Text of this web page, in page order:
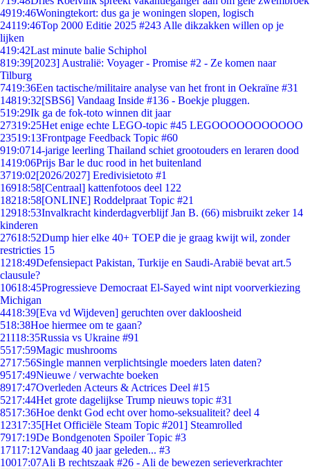
4919:46Woningtekort: dus ga je woningen slopen, logisch
24119:46Top 2000 Editie 2025 #243 Alle dikzakken willen op je
lijken
419:42Last minute balie Schiphol
819:39[2023] Australië: Voyager - Promise #2 - Ze komen naar
Tilburg
7419:36Een tactische/militaire analyse van het front in Oekraïne #31
14819:32[SBS6] Vandaag Inside #136 - Boekje pluggen.
519:29Ik ga de fok-toto winnen dit jaar
27319:25Het enige echte LEGO-topic #45 LEGOOOOOOOOOOO
23519:13Frontpage Feedback Topic #60
919:0714-jarige leerling Thailand schiet grootouders en leraren dood
1419:06Prijs Bar le duc rood in het buitenland
3719:02[2026/2027] Eredivisietoto #1
16918:58[Centraal] kattenfotoos deel 122
18218:58[ONLINE] Roddelpraat Topic #21
12918:53Invalkracht kinderdagverblijf Jan B. (66) misbruikt zeker 14
kinderen
27618:52Dump hier elke 40+ TOEP die je graag kwijt wil, zonder
restricties 15
1218:49Defensiepact Pakistan, Turkije en Saudi-Arabië bevat art.5
clausule?
10618:45Progressieve Democraat El-Sayed wint nipt voorverkiezing
Michigan
4418:39[Eva vd Wijdeven] geruchten over dakloosheid
518:38Hoe hiermee om te gaan?
21118:35Russia vs Ukraine #91
5517:59Magic mushrooms
2717:56Single mannen verplichtsingle moeders laten daten?
9517:49Nieuwe / verwachte boeken
8917:47Overleden Acteurs & Actrices Deel #15
5217:44Het grote dagelijkse Trump nieuws topic #31
8517:36Hoe denkt God echt over homo-seksualiteit? deel 4
12317:35[Het Officiële Steam Topic #201] Steamrolled
7917:19De Bondgenoten Spoiler Topic #3
17117:12Vandaag 40 jaar geleden... #3
10017:07Ali B rechtszaak #26 - Ali de bewezen serieverkrachter